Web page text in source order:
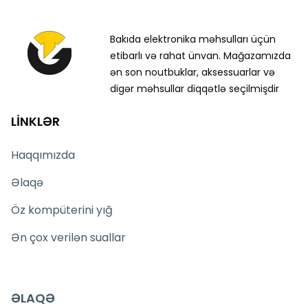
Bakıda elektronika məhsulları üçün
etibarlı və rahat ünvan. Mağazamızda
ən son noutbuklar, aksessuarlar və
digər məhsullar diqqətlə seçilmişdir
LİNKLƏR
Haqqımızda
Əlaqə
Öz kompüterini yığ
Ən çox verilən suallar
ƏLAQƏ